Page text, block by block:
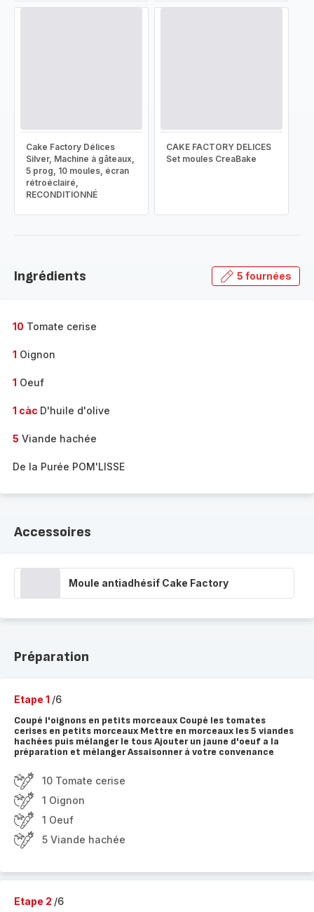
Cake Factory Délices
Silver, Machine à gâteaux,
5 prog, 10 moules, écran
rétroéclairé,
RECONDITIONNÉ
CAKE FACTORY DELICES
Set moules CreaBake
Ingrédients 5 fournées
10 Tomate cerise
1 Oignon
1 Oeuf
1 càc D'huile d'olive
5 Viande hachée
De la Purée POM'LISSE
Accessoires
Moule antiadhésif Cake Factory
Préparation
Etape 1 /6
Coupé l'oignons en petits morceaux Coupé les tomates
cerises en petits morceaux Mettre en morceaux les 5 viandes
hachées puis mélanger le tous Ajouter un jaune d'oeuf a la
préparation et mélanger Assaisonner à votre convenance
10 Tomate cerise
1 Oignon
1 Oeuf
5 Viande hachée
Etape 2 /6